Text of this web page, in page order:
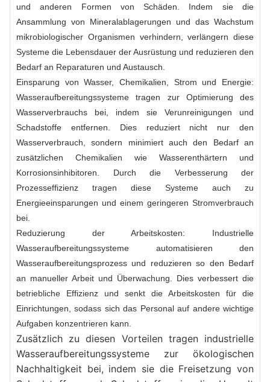
und anderen Formen von Schäden. Indem sie die
Ansammlung von Mineralablagerungen und das Wachstum
mikrobiologischer Organismen verhindern, verlängern diese
Systeme die Lebensdauer der Ausrüstung und reduzieren den
Bedarf an Reparaturen und Austausch.
Einsparung von Wasser, Chemikalien, Strom und Energie:
Wasseraufbereitungssysteme tragen zur Optimierung des
Wasserverbrauchs bei, indem sie Verunreinigungen und
Schadstoffe entfernen. Dies reduziert nicht nur den
Wasserverbrauch, sondern minimiert auch den Bedarf an
zusätzlichen Chemikalien wie Wasserenthärtern und
Korrosionsinhibitoren. Durch die Verbesserung der
Prozesseffizienz tragen diese Systeme auch zu
Energieeinsparungen und einem geringeren Stromverbrauch
bei.
Reduzierung der Arbeitskosten: Industrielle
Wasseraufbereitungssysteme automatisieren den
Wasseraufbereitungsprozess und reduzieren so den Bedarf
an manueller Arbeit und Überwachung. Dies verbessert die
betriebliche Effizienz und senkt die Arbeitskosten für die
Einrichtungen, sodass sich das Personal auf andere wichtige
Aufgaben konzentrieren kann.
Zusätzlich zu diesen Vorteilen tragen industrielle
Wasseraufbereitungssysteme zur ökologischen
Nachhaltigkeit bei, indem sie die Freisetzung von